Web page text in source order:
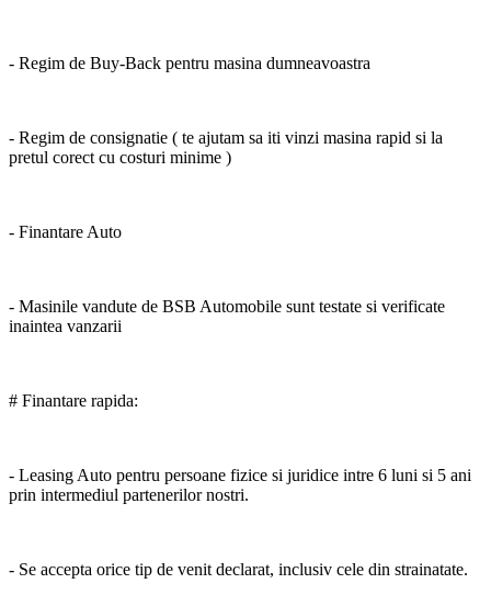
- Regim de Buy-Back pentru masina dumneavoastra
- Regim de consignatie ( te ajutam sa iti vinzi masina rapid si la
pretul corect cu costuri minime )
- Finantare Auto
- Masinile vandute de BSB Automobile sunt testate si verificate
inaintea vanzarii
# Finantare rapida:
- Leasing Auto pentru persoane fizice si juridice intre 6 luni si 5 ani
prin intermediul partenerilor nostri.
- Se accepta orice tip de venit declarat, inclusiv cele din strainatate.